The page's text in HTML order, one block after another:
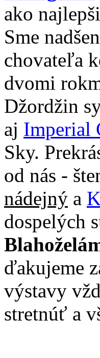
ako
Sme
chovateľa
dvomi
Džordžin
aj Imperial
Sky.
od nás -
nádejný a
dospelých
ďakujeme
výstavy
stretnúť a